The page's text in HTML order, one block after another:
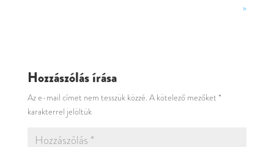
»
Hozzászólás írása
Az e-mail címet nem tesszük közzé. A kötelező mezőket *
karakterrel jelöltük